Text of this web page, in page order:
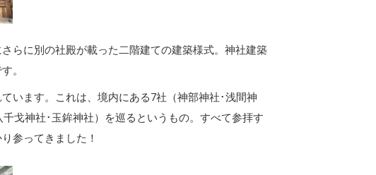
らに別の社殿が載った二階建ての建築様式。神社建築
。
います。これは、境内にある7社（神部神社･浅間神
戈神社･玉鉾神社）を巡るというもの。すべて参拝す
参ってきました！